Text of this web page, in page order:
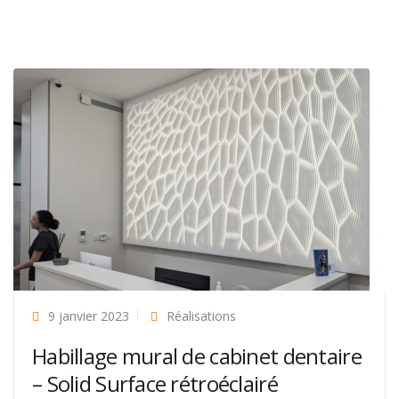
9 janvier 2023 Réalisations
Habillage mural de cabinet dentaire
– Solid Surface rétroéclairé